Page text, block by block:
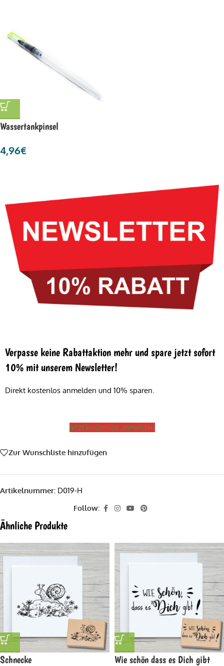
Wassertankpinsel
4,96€
Verpasse keine Rabattaktion mehr und spare jetzt sofort
10% mit unserem Newsletter!
Direkt kostenlos anmelden und 10% sparen.
Jetzt kostenlos anmelden
Zur Wunschliste hinzufügen
Artikelnummer: D019-H
Follow:
Ähnliche Produkte
Schnecke Wie schön dass es Dich gibt